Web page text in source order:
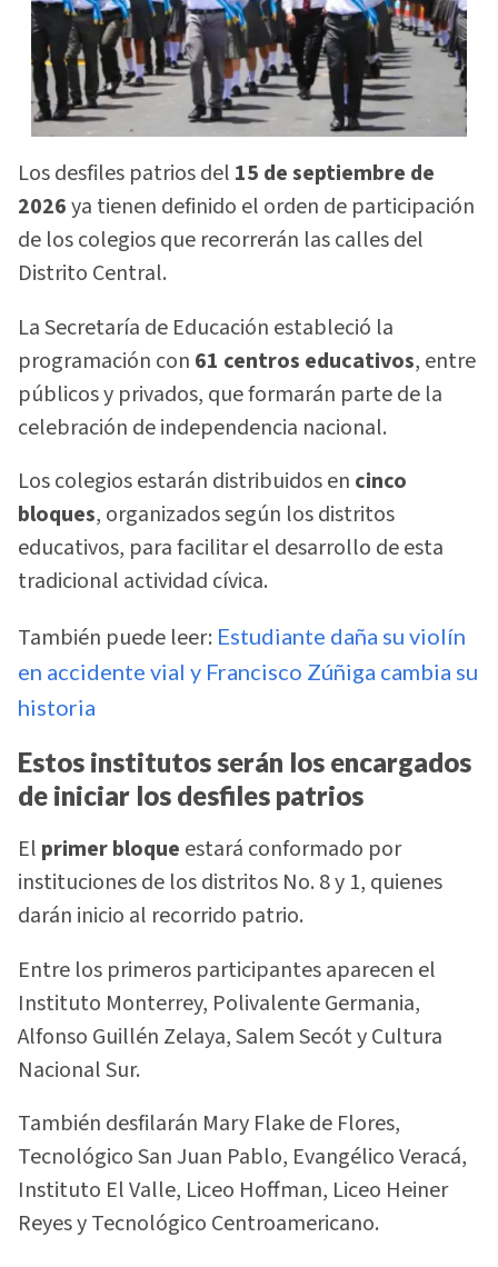
Los desfiles patrios del 15 de septiembre de
2026ya tienen definido el orden de participación
de los colegios que recorrerán las calles del
Distrito Central.
La Secretaría de Educación estableció la
programación con 61 centros educativos, entre
públicos y privados, que formarán parte de la
celebración de independencia nacional.
Los colegios estarán distribuidos en cinco
bloques, organizados según los distritos
educativos, para facilitar el desarrollo de esta
tradicional actividad cívica.
También puede leer: Estudiante daña su violín
en accidente vial y Francisco Zúñiga cambia su
historia
Estos institutos serán los encargados
de iniciar los desfiles patrios
El primer bloque estará conformado por
instituciones de los distritos No. 8 y 1, quienes
darán inicio al recorrido patrio.
Entre los primeros participantes aparecen el
Instituto Monterrey, Polivalente Germania,
Alfonso Guillén Zelaya, Salem Secót y Cultura
Nacional Sur.
También desfilarán Mary Flake de Flores,
Tecnológico San Juan Pablo, Evangélico Veracá,
Instituto El Valle, Liceo Hoffman, Liceo Heiner
Reyes y Tecnológico Centroamericano.